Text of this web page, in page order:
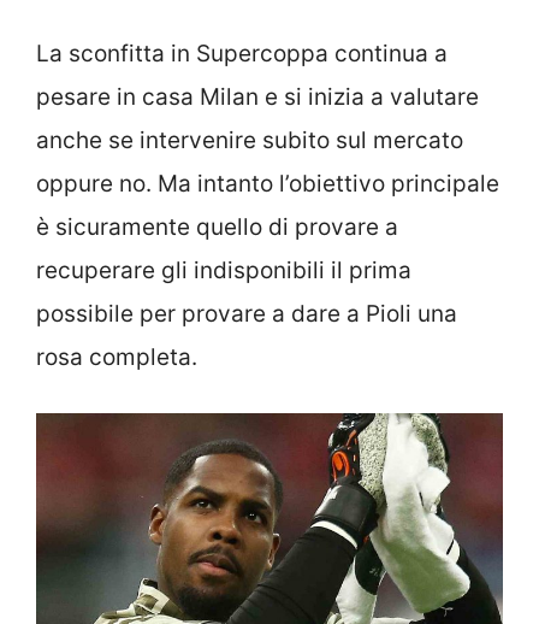
La sconfitta in Supercoppa continua a
pesare in casa Milan e si inizia a valutare
anche se intervenire subito sul mercato
oppure no. Ma intanto l’obiettivo principale
è sicuramente quello di provare a
recuperare gli indisponibili il prima
possibile per provare a dare a Pioli una
rosa completa.